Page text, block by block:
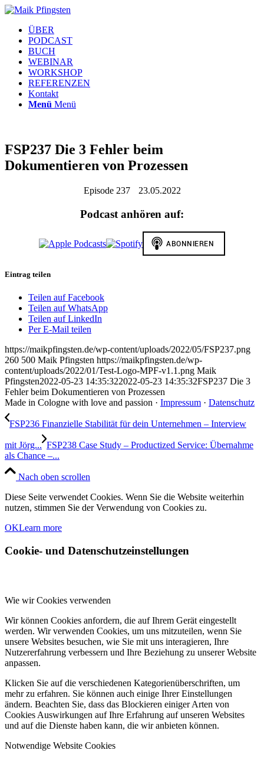
ÜBER
PODCAST
BUCH
WEBINAR
WORKSHOP
REFERENZEN
Kontakt
Menü Menü
FSP237 Die 3 Fehler beim
Dokumentieren von Prozessen
Episode 237 23.05.2022
Podcast anhören auf:
Eintrag teilen
Teilen auf Facebook
Teilen auf WhatsApp
Teilen auf LinkedIn
Per E-Mail teilen
https://maikpfingsten.de/wp-content/uploads/2022/05/FSP237.png
260 500 Maik Pfingsten https://maikpfingsten.de/wp-
content/uploads/2022/01/Test-Logo-MPF-v1.1.png Maik
Pfingsten2022-05-23 14:35:322022-05-23 14:35:32FSP237 Die 3
Fehler beim Dokumentieren von Prozessen
Made in Cologne with love and passion · Impressum · Datenschutz
FSP236 Finanzielle Stabilität für dein Unternehmen – Interview
mit Jörg... FSP238 Case Study – Productized Service: Übernahme
als Chance –...
Nach oben scrollen
Diese Seite verwendet Cookies. Wenn Sie die Website weiterhin
nutzen, stimmen Sie der Verwendung von Cookies zu.
OKLearn more
Cookie- und Datenschutzeinstellungen
Wie wir Cookies verwenden
Wir können Cookies anfordern, die auf Ihrem Gerät eingestellt
werden. Wir verwenden Cookies, um uns mitzuteilen, wenn Sie
unsere Websites besuchen, wie Sie mit uns interagieren, Ihre
Nutzererfahrung verbessern und Ihre Beziehung zu unserer Website
anpassen.
Klicken Sie auf die verschiedenen Kategorienüberschriften, um
mehr zu erfahren. Sie können auch einige Ihrer Einstellungen
ändern. Beachten Sie, dass das Blockieren einiger Arten von
Cookies Auswirkungen auf Ihre Erfahrung auf unseren Websites
und auf die Dienste haben kann, die wir anbieten können.
Notwendige Website Cookies